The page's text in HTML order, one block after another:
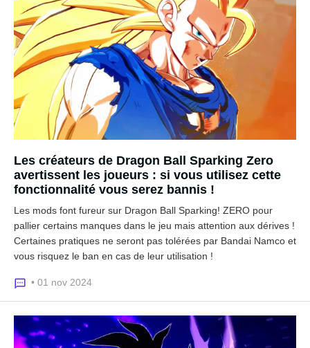
Les créateurs de Dragon Ball Sparking Zero
avertissent les joueurs : si vous utilisez cette
fonctionnalité vous serez bannis !
Les mods font fureur sur Dragon Ball Sparking! ZERO pour
pallier certains manques dans le jeu mais attention aux dérives !
Certaines pratiques ne seront pas tolérées par Bandai Namco et
vous risquez le ban en cas de leur utilisation !
• 01 nov 2024